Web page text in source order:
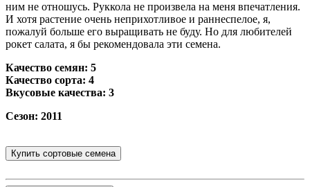
ним не отношусь. Руккола не произвела на меня впечатления.
И хотя растение очень неприхотливое и раннеспелое, я,
пожалуй больше его выращивать не буду. Но для любителей
рокет салата, я бы рекомендовала эти семена.
Качество семян: 5
Качество сорта: 4
Вкусовые качества: 3
Сезон: 2011